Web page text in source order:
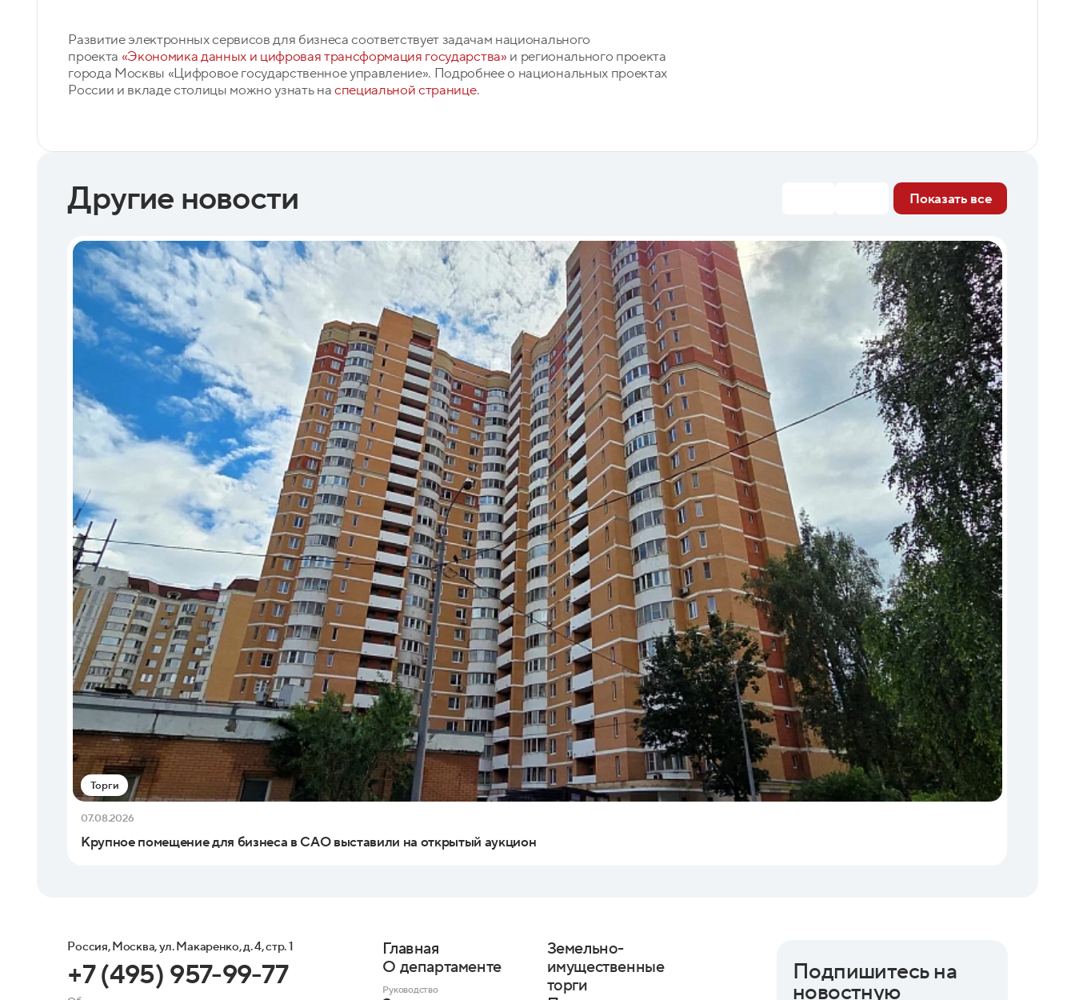
Развитие электронных сервисов для бизнеса соответствует задачам национального
проекта «Экономика данных и цифровая трансформация государства» и регионального проекта
города Москвы «Цифровое государственное управление». Подробнее о национальных проектах
России и вкладе столицы можно узнать наспециальной странице.
Другие новости Показать все
Торги
07.08.2026
Крупное помещение для бизнеса в САО выставили на открытый аукцион
Россия, Москва, ул. Макаренко, д. 4, стр. 1
+7 (495) 957-99-77
Главная
О департаменте
Руководство
Земельно-
имущественные
торги
Подпишитесь на
новостную